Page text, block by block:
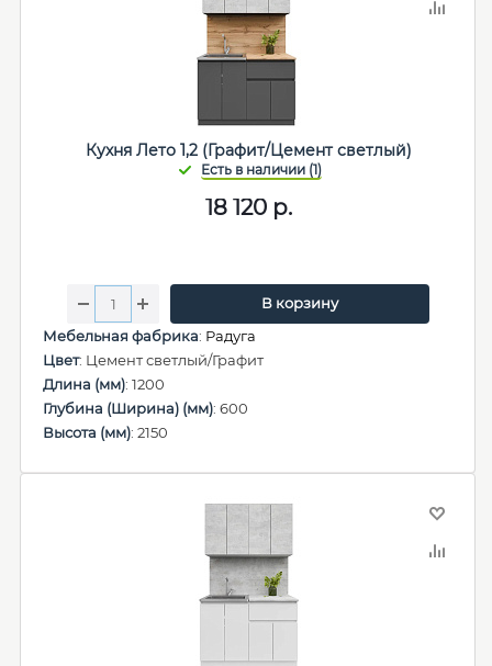
Кухня Лето 1,2 (Графит/Цемент светлый)
18 120р.
В корзину
Мебельная фабрика: Радуга
Цвет: Цемент светлый/Графит
Длина (мм): 1200
Глубина (Ширина) (мм): 600
Высота (мм): 2150